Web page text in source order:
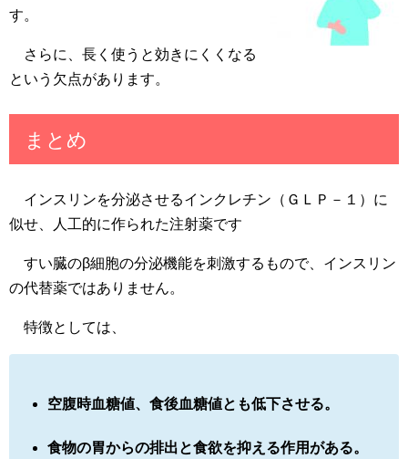
す。
さらに、長く使うと効きにくくなる
という欠点があります。
まとめ
インスリンを分泌させるインクレチン（ＧＬＰ－１）に
似せ、人工的に作られた注射薬です
すい臓のβ細胞の分泌機能を刺激するもので、インスリン
の代替薬ではありません。
特徴としては、
空腹時血糖値、食後血糖値とも低下させる。
食物の胃からの排出と食欲を抑える作用がある。